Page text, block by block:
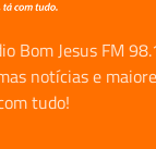
Bom Jesus FM
notícias e
tudo!